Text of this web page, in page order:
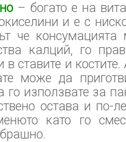
– богато е на
и е с
че консумацията
калций, го
ставите и костите.
може да
го използвате за
остава и по-
като го